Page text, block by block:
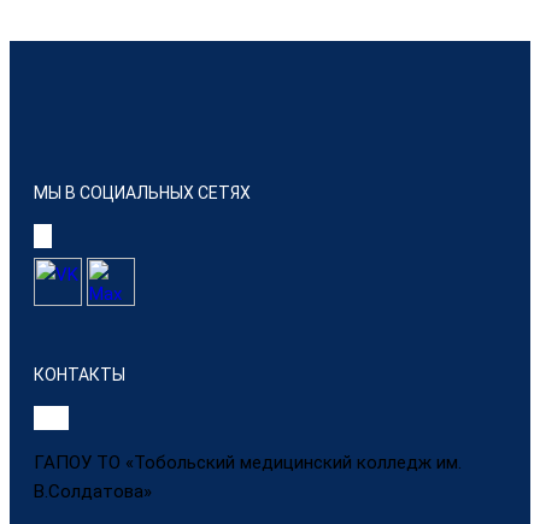
МЫ В СОЦИАЛЬНЫХ СЕТЯХ
КОНТАКТЫ
ГАПОУ ТО «Тобольский медицинский колледж им.
В.Солдатова»